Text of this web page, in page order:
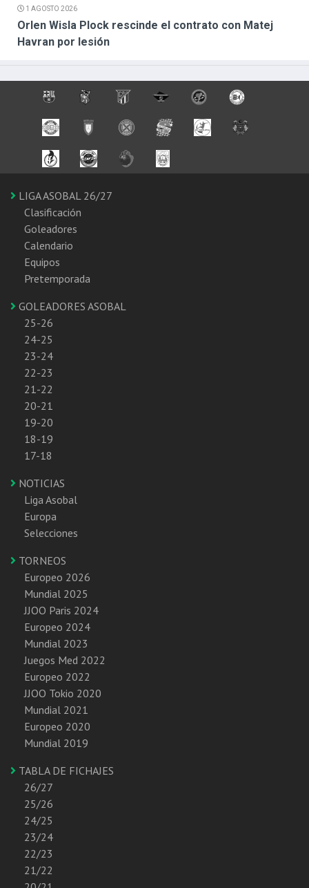
1 AGOSTO 2026
Orlen Wisla Plock rescinde el contrato con Matej
Havran por lesión
LIGA ASOBAL 26/27
Clasificación
Goleadores
Calendario
Equipos
Pretemporada
GOLEADORES ASOBAL
25-26
24-25
23-24
22-23
21-22
20-21
19-20
18-19
17-18
NOTICIAS
Liga Asobal
Europa
Selecciones
TORNEOS
Europeo 2026
Mundial 2025
JJOO Paris 2024
Europeo 2024
Mundial 2023
Juegos Med 2022
Europeo 2022
JJOO Tokio 2020
Mundial 2021
Europeo 2020
Mundial 2019
TABLA DE FICHAJES
26/27
25/26
24/25
23/24
22/23
21/22